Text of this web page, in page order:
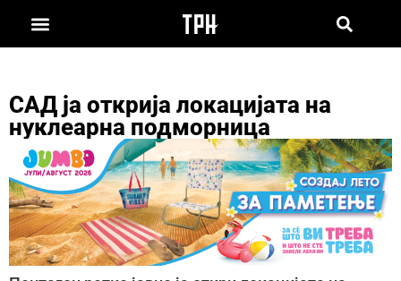
САД ја открија локацијата на
нуклеарна подморница